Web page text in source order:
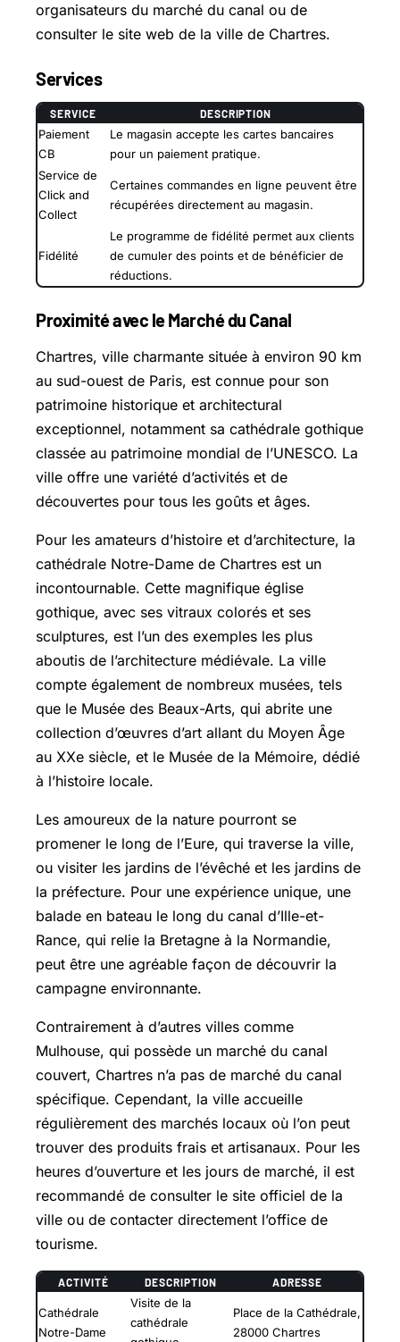
organisateurs du marché du canal ou de
consulter le site web de la ville de Chartres.
Services
SERVICE DESCRIPTION
Paiement
CB
Le magasin accepte les cartes bancaires
pour un paiement pratique.
Service de
Click and
Collect
Certaines commandes en ligne peuvent être
récupérées directement au magasin.
Fidélité
Le programme de fidélité permet aux clients
de cumuler des points et de bénéficier de
réductions.
Proximité avec le Marché du Canal
Chartres, ville charmante située à environ 90 km
au sud-ouest de Paris, est connue pour son
patrimoine historique et architectural
exceptionnel, notamment sa cathédrale gothique
classée au patrimoine mondial de l’UNESCO. La
ville offre une variété d’activités et de
découvertes pour tous les goûts et âges.
Pour les amateurs d’histoire et d’architecture, la
cathédrale Notre-Dame de Chartres est un
incontournable. Cette magnifique église
gothique, avec ses vitraux colorés et ses
sculptures, est l’un des exemples les plus
aboutis de l’architecture médiévale. La ville
compte également de nombreux musées, tels
que le Musée des Beaux-Arts, qui abrite une
collection d’œuvres d’art allant du Moyen Âge
au XXe siècle, et le Musée de la Mémoire, dédié
à l’histoire locale.
Les amoureux de la nature pourront se
promener le long de l’Eure, qui traverse la ville,
ou visiter les jardins de l’évêché et les jardins de
la préfecture. Pour une expérience unique, une
balade en bateau le long du canal d’Ille-et-
Rance, qui relie la Bretagne à la Normandie,
peut être une agréable façon de découvrir la
campagne environnante.
Contrairement à d’autres villes comme
Mulhouse, qui possède un marché du canal
couvert, Chartres n’a pas de marché du canal
spécifique. Cependant, la ville accueille
régulièrement des marchés locaux où l’on peut
trouver des produits frais et artisanaux. Pour les
heures d’ouverture et les jours de marché, il est
recommandé de consulter le site officiel de la
ville ou de contacter directement l’office de
tourisme.
ACTIVITÉ DESCRIPTION ADRESSE
Cathédrale
Notre-Dame
Visite de la
cathédrale
Place de la Cathédrale,
28000 Chartres